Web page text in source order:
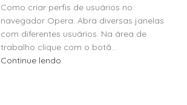
Como criar perfis de usuários no
navegador Opera. Abra diversas janelas
com diferentes usuários. Na área de
trabalho clique com o botã...
Continue lendo